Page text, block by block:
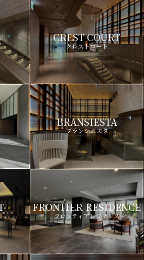
CREST COURT
クレストコート
BRANSIESTA
ブランシエスタ
FRONTIER RESIDENCE
フロンティアレジデンス